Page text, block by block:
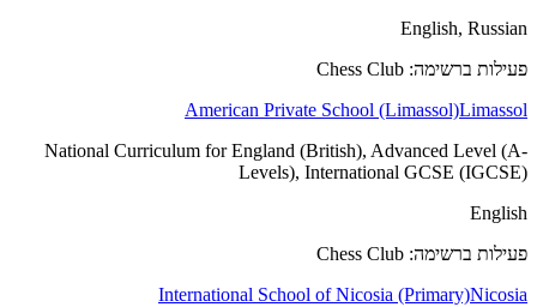
English, Russian
פעילות ברשימה: Chess Club
American Private School (Limassol)Limassol
National Curriculum for England (British), Advanced Level (A-
Levels), International GCSE (IGCSE)
English
פעילות ברשימה: Chess Club
International School of Nicosia (Primary)Nicosia